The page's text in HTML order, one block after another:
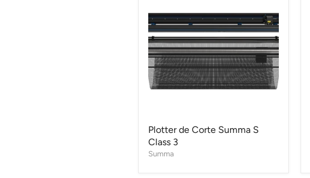
Corte
Summa
S
Class
3
Plotter de Corte Summa S
Class 3
Summa